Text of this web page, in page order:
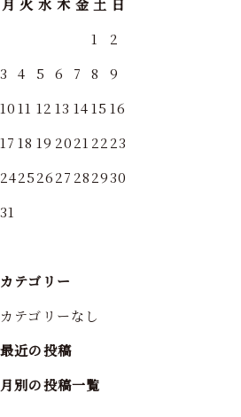
月 火 水 木 金 土 日
1
2
3
4 5 6 7 8
9
1011 12 13 1415 16
17 18 19 2021 22 23
24252627 282930
31
カテゴリー
カテゴリーなし
最近の投稿
月別の投稿一覧